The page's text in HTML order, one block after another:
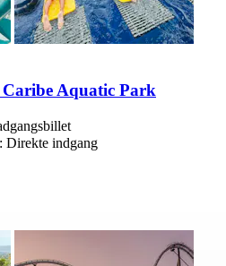
Aquatic Park
Direkte indgang